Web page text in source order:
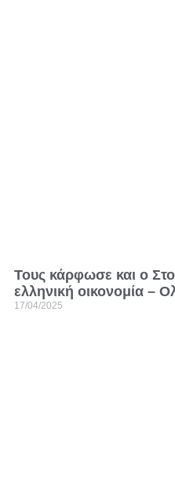
Τους κάρφωσε και ο
ελληνική οικονομία –
17/04/2025